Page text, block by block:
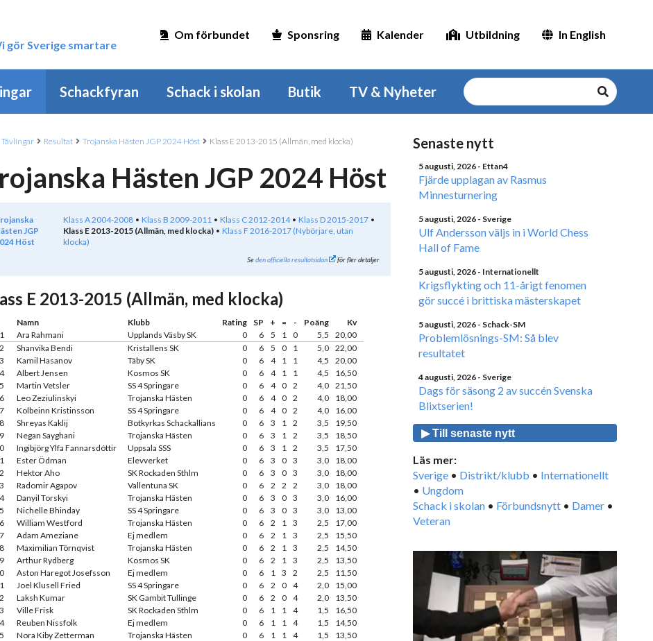
gör Sverige smartare
Om förbundet Sponsring Kalender Utbildning In English
Schackfyran Schack i skolan Butik TV & Nyheter
Tävlingar Resultat Trojanska Hästen JGP 2024 Höst Klass E 2013-2015 (Allmän, med klocka)
Hästen JGP 2024 Höst
JGP
Höst
Klass A 2004-2008 Klass B 2009-2011 Klass C 2012-2014
Klass D 2015-2017
Klass E 2013-2015 (Allmän, med klocka)
Klass F 2016-2017 (Nybörjare, utan
klocka)
Seden officiella resultatsidan för fler detaljer
E 2013-2015 (Allmän, med klocka)
Namn Klubb Rating SP + = - Poäng
Kv
1
Ara Rahmani Upplands Väsby SK 0 6 5 1 0 5,5
20,00
2
Shanvika Bendi Kristallens SK 0 6 5 0 1 5,0 22,00
3
Kamil Hasanov Täby SK 0 6 4 1 1 4,5
20,00
4
Albert Jensen Kosmos SK 0 6 4 1 1 4,5
16,50
5
Martin Vetsler SS 4 Springare 0 6 4 0 2 4,0 21,50
6
Leo Zeziulinskyi Trojanska Hästen 0 6 4 0 2 4,0
18,00
7
Kolbeinn Kristinsson SS 4 Springare 0 6 4 0 2 4,0
16,00
8
Shreyas Kaklij Botkyrkas Schackallians 0 6 3 1 2 3,5
19,50
9
Negan Sayghani Trojanska Hästen 0 6 3 1 2 3,5
18,50
Ingibjörg Ylfa Fannarsdóttir Uppsala SSS 0 6 3 1 2 3,5
17,50
Ester Ödman Elevverket 0 6 3 0 3 3,0
18,00
Hektor Aho SK Rockaden Sthlm 0 6 3 0 3 3,0
18,00
Radomir Agapov Vallentuna SK 0 6 2 2 2 3,0
18,00
Danyil Torskyi Trojanska Hästen 0 6 3 0 3 3,0
16,00
Nichelle Bhinday SS 4 Springare 0 6 3 0 3 3,0
13,00
William Westford Trojanska Hästen 0 6 2 1 3 2,5
17,00
Adam Ameziane Ej medlem 0 6 2 1 3 2,5
15,50
Maximilian Törnqvist Trojanska Hästen 0 6 2 1 3 2,5
14,50
Arthur Rydberg Kosmos SK 0 6 2 1 3 2,5
13,50
Aston Haregot Josefsson Ej medlem 0 6 1 3 2 2,5
11,50
Joel Klusell Fried SS 4 Springare 0 6 2 0 4 2,0
15,00
Laksh Kumar SK Gambit Tullinge 0 6 2 0 4 2,0
13,50
Ville Frisk SK Rockaden Sthlm 0 6 1 1 4 1,5
16,50
Reuben Nissfolk Ej medlem 0 6 1 1 4 1,5
14,50
Nora Kiby Zetterman Trojanska Hästen 0 6 1 1 4 1,5
13,50
Senaste nytt
5 augusti, 2026 - Ettan4
Fjärde upplagan av Rasmus
Minnesturnering
5 augusti, 2026 - Sverige
Ulf Andersson väljs in i World Chess
Hall of Fame
5 augusti, 2026 - Internationellt
Krigsflykting och 11-årigt fenomen
gör succé i brittiska mästerskapet
5 augusti, 2026 - Schack-SM
Problemlösnings-SM: Så blev
resultatet
4 augusti, 2026 - Sverige
Dags för säsong 2 av succén Svenska
Blixtserien!
▶ Till senaste nytt
Läs mer:
Sverige • Distrikt/klubb • Internationellt
• Ungdom
Schack i skolan • Förbundsnytt • Damer •
Veteran